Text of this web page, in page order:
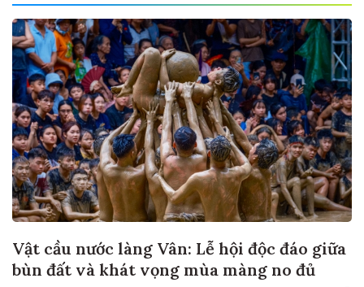
Vật cầu nước làng Vân: Lễ hội độc đáo giữa
bùn đất và khát vọng mùa màng no đủ